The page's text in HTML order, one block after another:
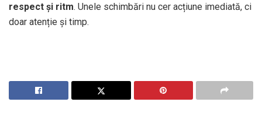
respect și ritm. Unele schimbări nu cer acțiune imediată, ci
doar atenție și timp.